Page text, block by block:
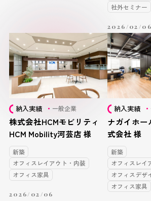
社外セミナー
2026/02/06
納入実績 一般企業
株式会社HCMモビリティ
HCM Mobility河芸店 様
新築
オフィスレイアウト・内装
オフィス家具
2026/02/06
納入実績
ナガイホー
式会社 様
新築
オフィスレイ
オフィスデザ
オフィス家具